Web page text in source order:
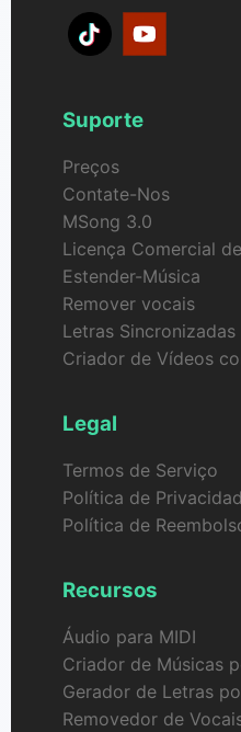
Suporte
Preços
Contate-Nos
MSong 3.0
Licença Comercial
Estender-Música
Remover vocais
Letras
Criador de Vídeos
Legal
Termos de Serviço
Política de
Política de
Recursos
Áudio para MIDI
Criador de Músicas
Gerador de Letras
Removedor de